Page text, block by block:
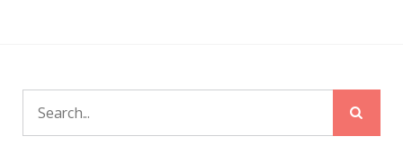
Search
for: